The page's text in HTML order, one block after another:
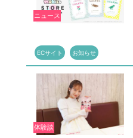
ニュース
ECサイト お知らせ
体験談